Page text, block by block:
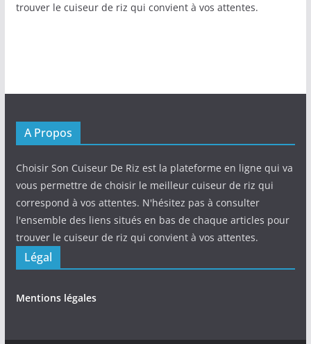
trouver le cuiseur de riz qui convient à vos attentes.
A Propos
Choisir Son Cuiseur De Riz est la plateforme en ligne qui va
vous permettre de choisir le meilleur cuiseur de riz qui
correspond à vos attentes. N'hésitez pas à consulter
l'ensemble des liens situés en bas de chaque articles pour
trouver le cuiseur de riz qui convient à vos attentes.
Légal
Mentions légales